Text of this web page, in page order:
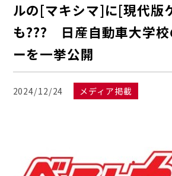
ルの[マキシマ]に[現代版
も??? 日産自動車大学校
ーを一挙公開
2024/12/24 メディア掲載